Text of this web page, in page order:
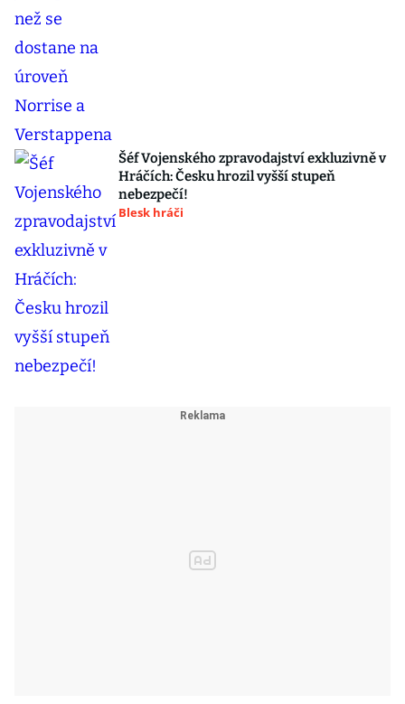
Šéf Vojenského zpravodajství exkluzivně v
Hráčích: Česku hrozil vyšší stupeň
nebezpečí!
Blesk hráči